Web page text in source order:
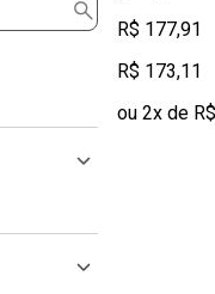
R$ 177,91
R$ 173,11
ou 2x de